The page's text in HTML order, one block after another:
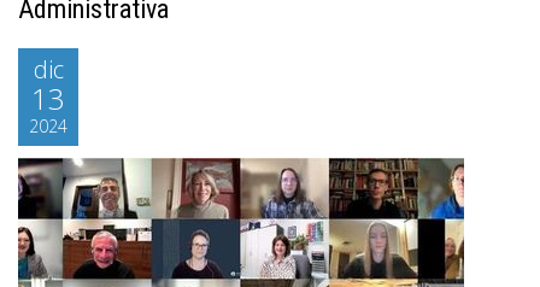
Administrativa
dic
13
2024